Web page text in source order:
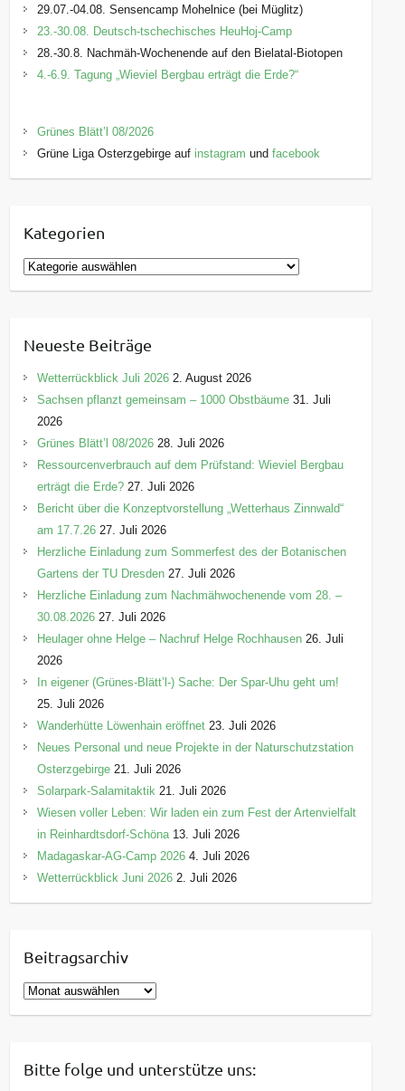
29.07.-04.08. Sensencamp Mohelnice (bei Müglitz)
23.-30.08. Deutsch-tschechisches HeuHoj-Camp
28.-30.8. Nachmäh-Wochenende auf den Bielatal-Biotopen
4.-6.9. Tagung „Wieviel Bergbau erträgt die Erde?“
Grünes Blätt’l 08/2026
Grüne Liga Osterzgebirge auf instagram undfacebook
Kategorien
K
a
g
o
r
e
n
Neueste Beiträge
Wetterrückblick Juli 2026 2. August 2026
Sachsen pflanzt gemeinsam – 1000 Obstbäume 31. Juli
2026
Grünes Blätt’l 08/2026 28. Juli 2026
Ressourcenverbrauch auf dem Prüfstand: Wieviel Bergbau
erträgt die Erde? 27. Juli 2026
Bericht über die Konzeptvorstellung „Wetterhaus Zinnwald“
am 17.7.26 27. Juli 2026
Herzliche Einladung zum Sommerfest des der Botanischen
Gartens der TU Dresden 27. Juli 2026
Herzliche Einladung zum Nachmähwochenende vom 28. –
30.08.2026 27. Juli 2026
Heulager ohne Helge – Nachruf Helge Rochhausen 26. Juli
2026
In eigener (Grünes-Blätt’l-) Sache: Der Spar-Uhu geht um!
25. Juli 2026
Wanderhütte Löwenhain eröffnet 23. Juli 2026
Neues Personal und neue Projekte in der Naturschutzstation
Osterzgebirge 21. Juli 2026
Solarpark-Salamitaktik 21. Juli 2026
Wiesen voller Leben: Wir laden ein zum Fest der Artenvielfalt
in Reinhardtsdorf-Schöna 13. Juli 2026
Madagaskar-AG-Camp 2026 4. Juli 2026
Wetterrückblick Juni 2026 2. Juli 2026
Beitragsarchiv
B
e
r
Bitte folge und unterstütze uns: